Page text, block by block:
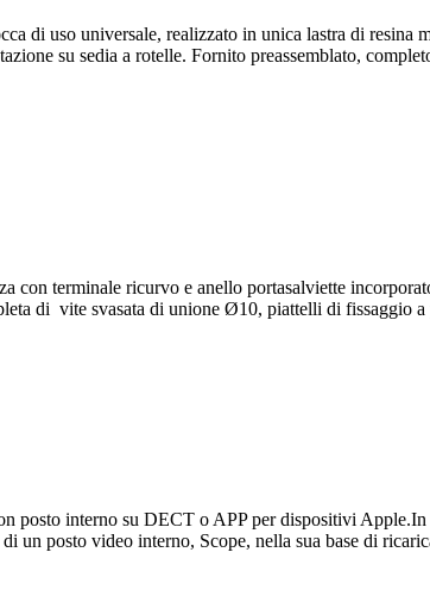
di uso universale, realizzato in unica lastra di
su sedia a rotelle. Fornito preassemblato,
con terminale ricurvo e anello portasalviette
di vite svasata di unione Ø10, piattelli di fissaggio
posto interno su DECT o APP per dispositivi
un posto video interno, Scope, nella sua base di